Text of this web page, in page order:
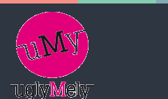
Google+